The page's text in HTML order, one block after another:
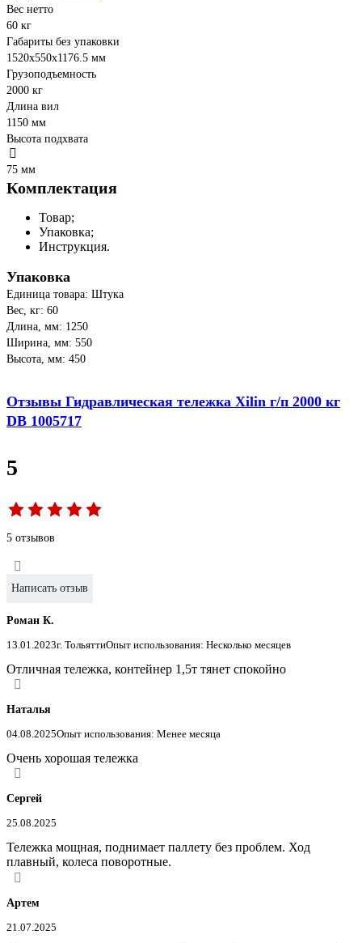
Вес нетто
60 кг
Габариты без упаковки
1520х550х1176.5 мм
Грузоподъемность
2000 кг
Длина вил
1150 мм
Высота подхвата
75 мм
Комплектация
Товар;
Упаковка;
Инструкция.
Упаковка
Единица товара: Штука
Вес, кг: 60
Длина, мм: 1250
Ширина, мм: 550
Высота, мм: 450
Отзывы Гидравлическая тележка Xilin г/п 2000 кг
DB 1005717
5
5 отзывов
Написать отзыв
Роман К.
13.01.2023г. ТольяттиОпыт использования: Несколько месяцев
Отличная тележка, контейнер 1,5т тянет спокойно
Наталья
04.08.2025Опыт использования: Менее месяца
Очень хорошая тележка
Сергей
25.08.2025
Тележка мощная, поднимает паллету без проблем. Ход
плавный, колеса поворотные.
Артем
21.07.2025